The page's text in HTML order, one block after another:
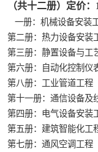
（共十二册）定价：
一册：机械设备安装
第二册：热力设备安装
第三册：静置设备与工
第六册：自动化控制仪
第八册：工业管道工程
第十一册：通信设备及
第四册：电气设备安装
第五册：建筑智能化工
第七册：通风空调工程
辽宁省工程计价
江西省建筑工程
锅炉及压力容器
湖北省建设工程
甘肃省建设工程